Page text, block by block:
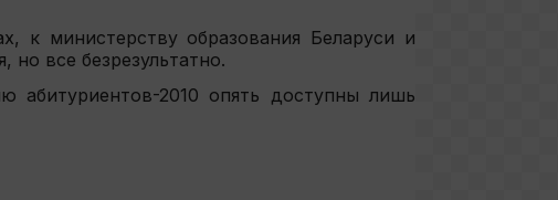
к министерству образования Беларуси и
все безрезультатно.
2010 опять доступны лишь